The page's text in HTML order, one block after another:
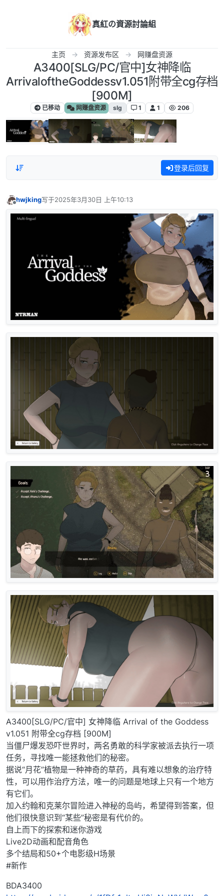
真紅の資源討論組
主页 资源发布区 网赚盘资源
A3400[SLG/PC/官中]女神降临
ArrivaloftheGoddessv1.051附带全cg存档
[900M]
已移动 网赚盘资源 slg 1 1 206
登录后回复
hwjking写于2025年3月30日 上午10:13
最后由 编辑
A3400[SLG/PC/官中] 女神降临 Arrival of the Goddess
v1.051 附带全cg存档 [900M]
当僵尸爆发恐吓世界时，两名勇敢的科学家被派去执行一项
任务，寻找唯一能拯救他们的秘密。
据说“月花”植物是一种神奇的草药，具有难以想象的治疗特
性，可以用作治疗方法，唯一的问题是地球上只有一个地方
有它们。
加入约翰和克莱尔冒险进入神秘的岛屿，希望得到答案，但
他们很快意识到“某些”秘密是有代价的。
自上而下的探索和迷你游戏
Live2D动画和配音角色
多个结局和50+个电影级H场景
#新作
BDA3400